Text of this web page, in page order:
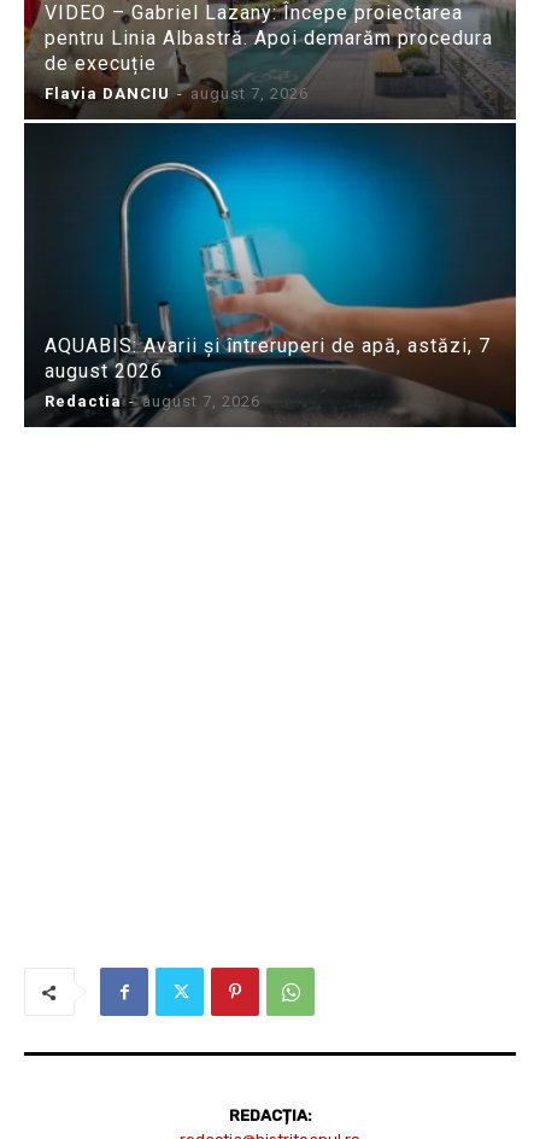
VIDEO – Gabriel Lazany: Începe proiectarea
pentru Linia Albastră. Apoi demarăm procedura
de execuție
Flavia DANCIU - august 7, 2026
AQUABIS: Avarii și întreruperi de apă, astăzi, 7
august 2026
Redactia - august 7, 2026
REDACȚIA: